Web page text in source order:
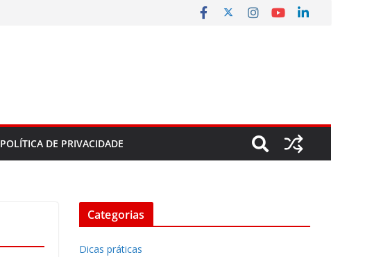
POLÍTICA DE PRIVACIDADE
Categorias
Dicas práticas